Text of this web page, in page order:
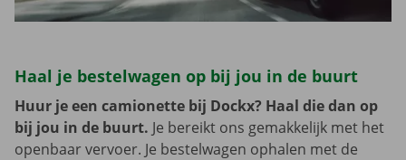
Haal je bestelwagen op bij jou in de buurt
Huur je een camionette bij Dockx? Haal die dan op
bij jou in de buurt. Je bereikt ons gemakkelijk met het
openbaar vervoer. Je bestelwagen ophalen met de